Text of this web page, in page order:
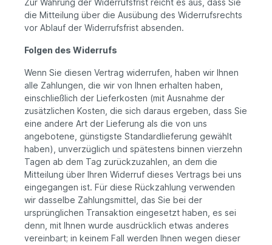
Zur Wahrung der Widerrufsfrist reicht es aus, dass Sie
die Mitteilung über die Ausübung des Widerrufsrechts
vor Ablauf der Widerrufsfrist absenden.
Folgen des Widerrufs
Wenn Sie diesen Vertrag widerrufen, haben wir Ihnen
alle Zahlungen, die wir von Ihnen erhalten haben,
einschließlich der Lieferkosten (mit Ausnahme der
zusätzlichen Kosten, die sich daraus ergeben, dass Sie
eine andere Art der Lieferung als die von uns
angebotene, günstigste Standardlieferung gewählt
haben), unverzüglich und spätestens binnen vierzehn
Tagen ab dem Tag zurückzuzahlen, an dem die
Mitteilung über Ihren Widerruf dieses Vertrags bei uns
eingegangen ist. Für diese Rückzahlung verwenden
wir dasselbe Zahlungsmittel, das Sie bei der
ursprünglichen Transaktion eingesetzt haben, es sei
denn, mit Ihnen wurde ausdrücklich etwas anderes
vereinbart; in keinem Fall werden Ihnen wegen dieser